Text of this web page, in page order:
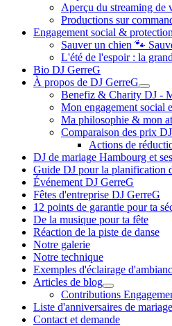
Aperçu du streaming de
Productions sur
Engagement social &
Sauver un chien 🐾
L'été de l'espoir : la
Bio DJ GerreG
À propos de DJ GerreG
Benefiz & Charity DJ -
Mon engagement social
Ma philosophie & mon
Comparaison des prix DJ
Actions de
DJ de mariage Hambourg et
Guide DJ pour la planification
Événement DJ GerreG
Fêtes d'entreprise DJ GerreG
12 points de garantie pour ta
De la musique pour ta fête
Réaction de la piste de danse
Notre galerie
Notre technique
Exemples d'éclairage
Articles de blog
Contributions
Liste d'anniversaires de mariage
Contact et demande